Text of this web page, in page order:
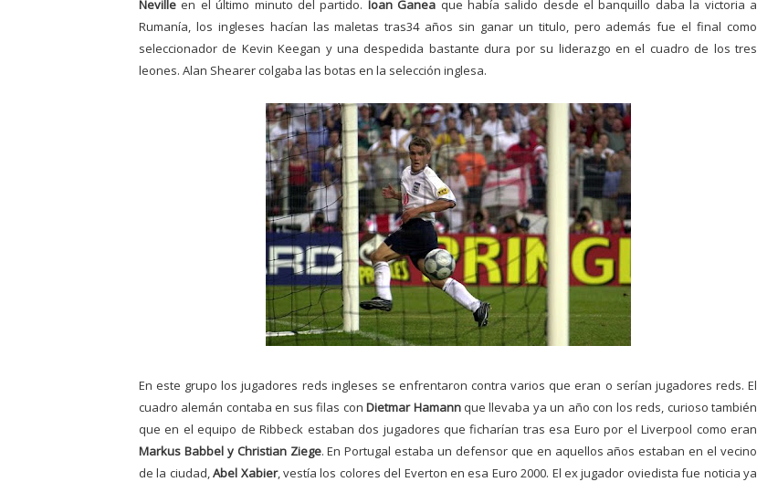
Neville en el último minuto del partido. Ioan Ganea que había salido desde el banquillo daba la victoria a
Rumanía, los ingleses hacían las maletas tras34 años sin ganar un titulo, pero además fue el final como
seleccionador de Kevin Keegan y una despedida bastante dura por su liderazgo en el cuadro de los tres
leones. Alan Shearer colgaba las botas en la selección inglesa.
En este grupo los jugadores reds ingleses se enfrentaron contra varios que eran o serían jugadores reds. El
cuadro alemán contaba en sus filas conDietmar Hamannque llevaba ya un año con los reds, curioso también
que en el equipo de Ribbeck estaban dos jugadores que ficharían tras esa Euro por el Liverpool como eran
Markus Babbel y Christian Ziege. En Portugal estaba un defensor que en aquellos años estaban en el vecino
de la ciudad,Abel Xabier, vestía los colores del Everton en esa Euro 2000. El ex jugador oviedista fue noticia ya